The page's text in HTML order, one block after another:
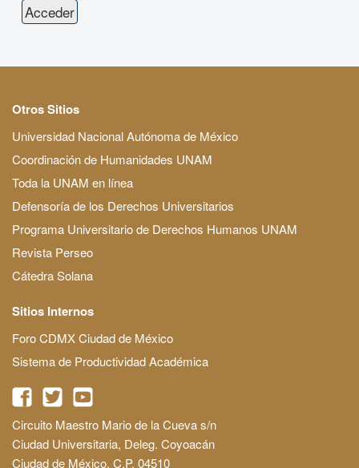
Otros Sitios
Universidad Nacional Autónoma de México
Coordinación de Humanidades UNAM
Toda la UNAM en línea
Defensoría de los Derechos Universitarios
Programa Universitario de Derechos Humanos UNAM
Revista Perseo
Cátedra Solana
Sitios Internos
Foro CDMX Ciudad de México
Sistema de Productividad Académica
Circuito Maestro Mario de la Cueva s/n
Ciudad Universitaria, Deleg. Coyoacán
Ciudad de México, C.P. 04510